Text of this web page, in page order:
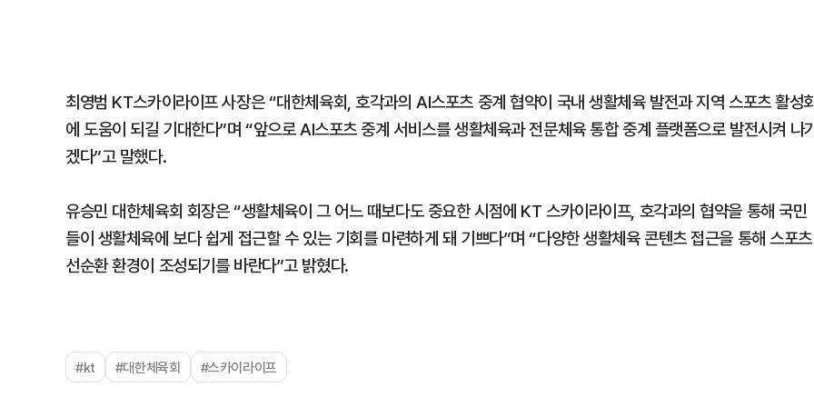
최영범 KT스카이라이프 사장은 “대한체육회, 호각과의 AI스포츠 중계 협약이 국내 생활체육 발전과 지역 스포츠 활성
에 도움이 되길 기대한다”며 “앞으로 AI스포츠 중계 서비스를 생활체육과 전문체육 통합 중계 플랫폼으로 발전시켜 나
겠다”고 말했다.
유승민 대한체육회 회장은 “생활체육이 그 어느 때보다도 중요한 시점에 KT 스카이라이프, 호각과의 협약을 통해 국민
들이 생활체육에 보다 쉽게 접근할 수 있는 기회를 마련하게 돼 기쁘다”며 “다양한 생활체육 콘텐츠 접근을 통해 스포츠
선순환 환경이 조성되기를 바란다”고 밝혔다.
#kt #대한체육회 #스카이라이프